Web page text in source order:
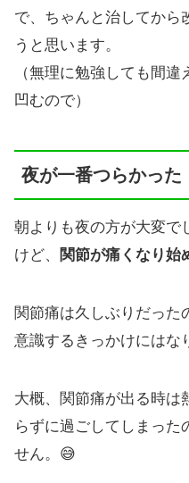
で、ちゃんと治してから
うと思います。
（無理に勉強しても間
凹むので）
夜が一番つらかった
朝よりも夜の方が大変で
けど、
関節が痛くなり始
関節痛は久しぶりだった
意識するきっかけにはな
大概、関節痛が出る時は
らずに過ごしてしまった
せん。😅